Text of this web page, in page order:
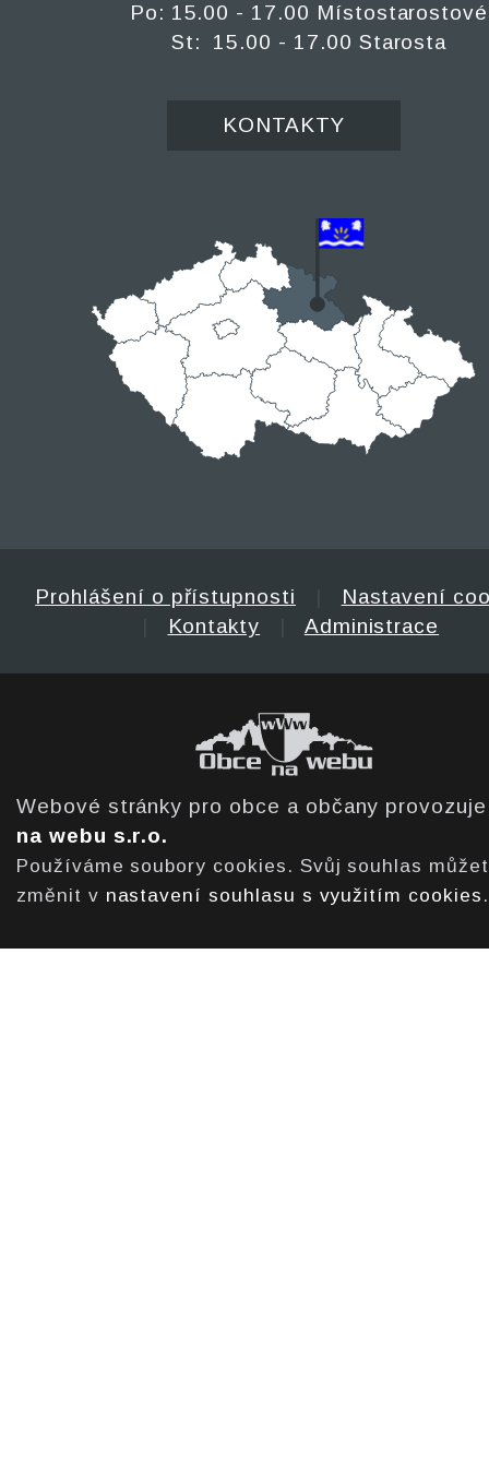
Po: 15.00 - 17.00 Místostarostové
St: 15.00 - 17.00 Starosta
KONTAKTY
Prohlášení o přístupnosti
Nastavení
Kontakty Administrace
Webové stránky pro obce a občany
na webu s.r.o.
Používáme soubory cookies. Svůj souhlas
změnit v nastavení souhlasu s využitím cookies .